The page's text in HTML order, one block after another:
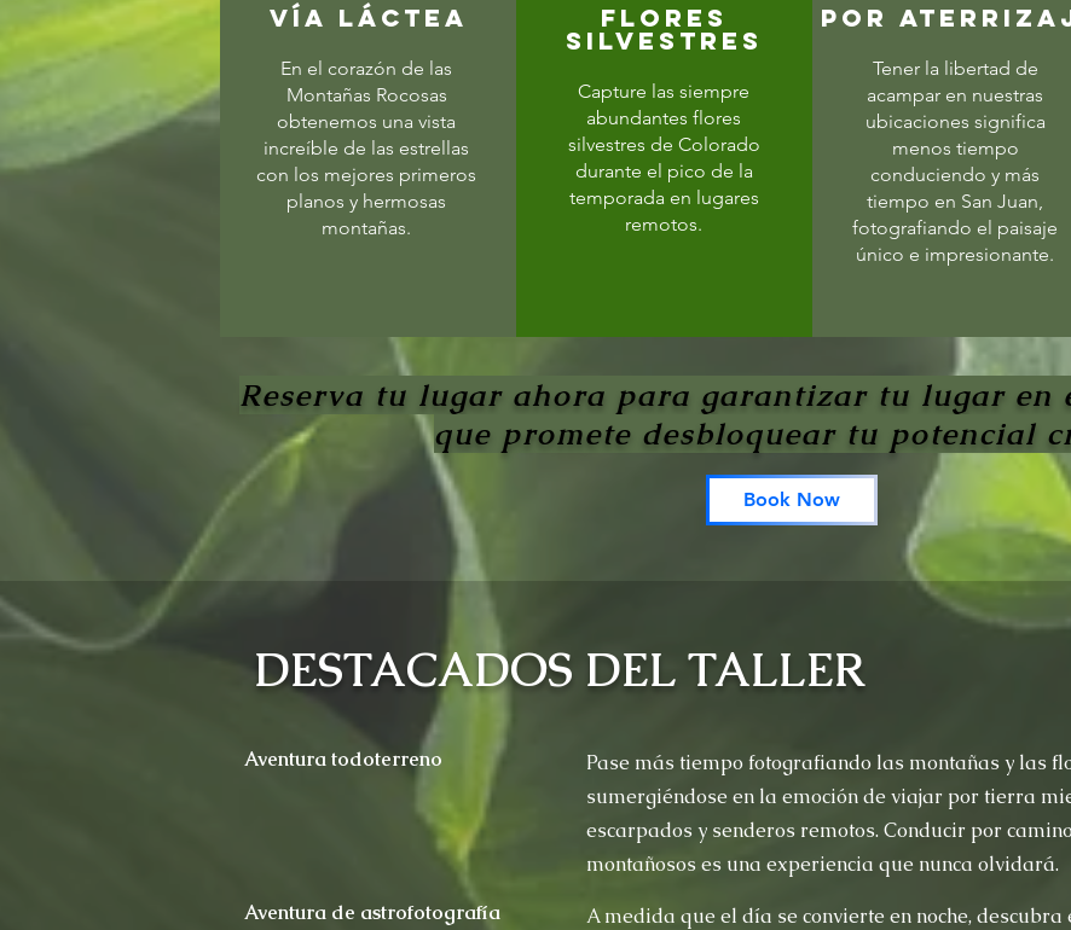
VÍA LÁCTEA
En el corazón de las
Montañas Rocosas
obtenemos una vista
increíble de las estrellas
con los mejores primeros
planos y hermosas
montañas.
flores
silvestres
Capture las siempre
abundantes flores
silvestres de Colorado
durante el pico de la
temporada en lugares
remotos.
POR
Tener la libertad de
acampar en nuestras
ubicaciones significa
menos tiempo
conduciendo y más
tiempo en San Juan,
fotografiando el paisaje
único e impresionante.
Reserva tu lugar ahora para garantizar tu lugar en
que promete desbloquear tu potencial
Book Now
DESTACADOS DEL TALLER
Aventura todoterreno
Pase más tiempo fotografiando las montañas y las
sumergiéndose en la emoción de viajar por tierra
escarpados y senderos remotos. Conducir por
montañosos es una experiencia que nunca olvidará.
Aventura de astrofotografía
A medida que el día se convierte en noche,